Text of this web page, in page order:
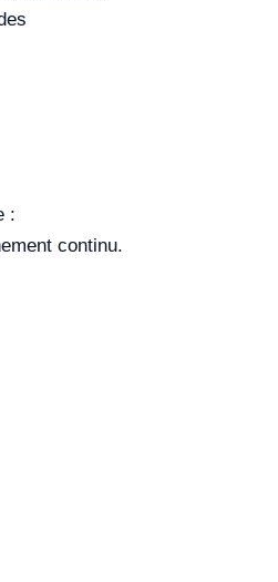
:
continu.